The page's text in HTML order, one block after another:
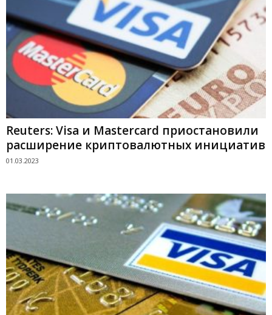
Reuters: Visa и Mastercard приостановили
расширение криптовалютных инициатив
01.03.2023